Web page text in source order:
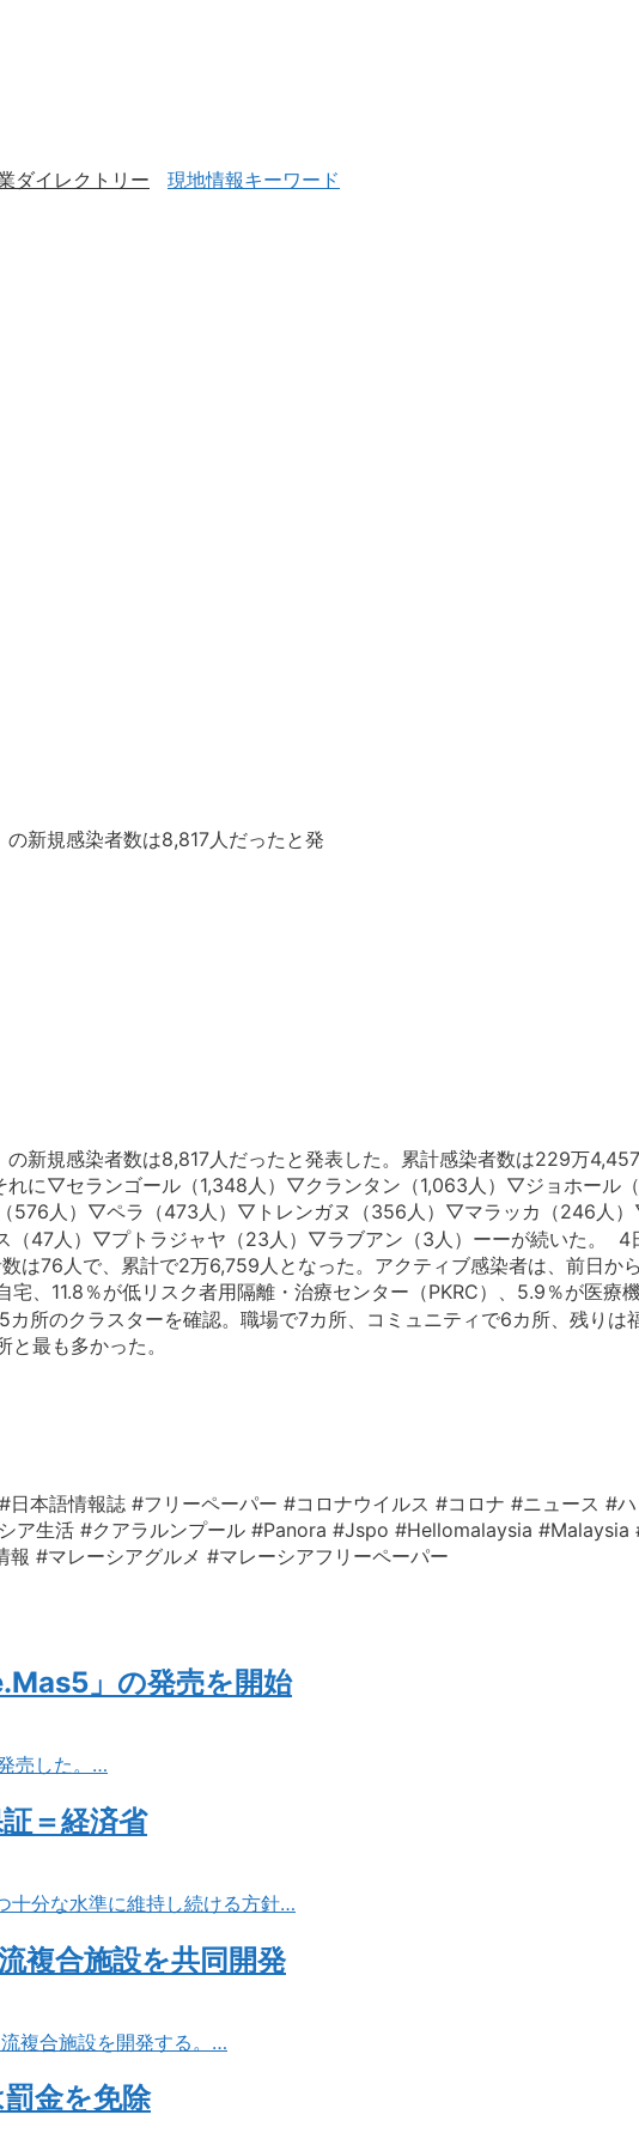
ダイレクトリー 現地情報キーワード
新規感染者数は8,817人だったと発
新規感染者数は8,817人だったと発表した。累計感染者数は229万
れに▽セランゴール（1,348人）▽クランタン（1,063人）▽ジョホール
576人）▽ペラ（473人）▽トレンガヌ（356人）▽マラッカ（246人
（47人）▽プトラジャヤ（23人）▽ラブアン（3人）ーーが続いた。 4
は76人で、累計で2万6,759人となった。アクティブ感染者は、前日か
、11.8％が低リスク者用隔離・治療センター（PKRC）、5.9％が医療
所のクラスターを確認。職場で7カ所、コミュニティで6カ所、残りは
最も多かった。
本語情報誌 #フリーペーパー #コロナウイルス #コロナ #ニュース #
ア生活 #クアラルンプール #Panora #Jspo #Hellomalaysia #Malaysia
#マレーシアグルメ #マレーシアフリーペーパー
」の発売を開始
売した。…
＝経済省
十分な水準に維持し続ける方針…
複合施設を共同開発
複合施設を開発する。…
金を免除